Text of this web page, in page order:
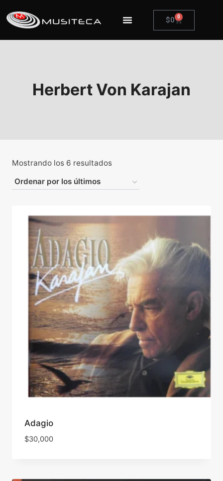
$0 0
Herbert Von Karajan
Mostrando los 6 resultados
Adagio
$30,000